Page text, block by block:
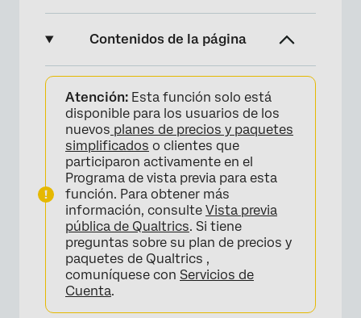
Contenidos de la página
Acerca del Hub de experiencia en la
ubicación
Acceso al Hub de experiencia en la ubicación
Navegando por el Hub de experiencia en la
ubicación
Permisos
Migración desde el Legacy Hub de
experiencia en la ubicación
Atención: Esta función solo está
disponible para los usuarios de los
nuevos planes de precios y paquetes
simplificados o clientes que
participaron activamente en el
Programa de vista previa para esta
función. Para obtener más
información, consulte Vista previa
pública de Qualtrics. Si tiene
preguntas sobre su plan de precios y
paquetes de Qualtrics ,
comuníquese con Servicios de
Cuenta.